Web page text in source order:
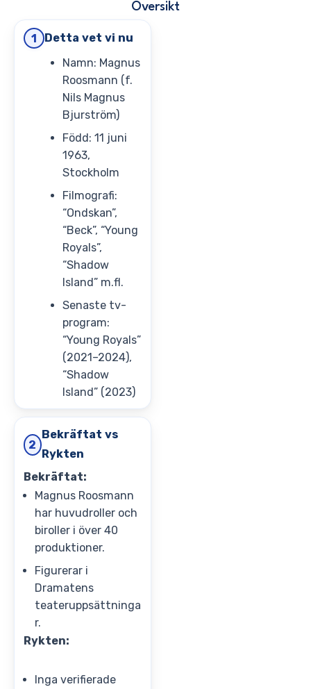
Oversikt
1
Detta vet vi nu
Namn: Magnus
Roosmann (f.
Nils Magnus
Bjurström)
Född: 11 juni
1963,
Stockholm
Filmografi:
“Ondskan”,
“Beck”, “Young
Royals”,
“Shadow
Island” m.fl.
Senaste tv-
program:
“Young Royals”
(2021–2024),
“Shadow
Island” (2023)
2
Bekräftat vs
Rykten
Bekräftat:
Magnus Roosmann
har huvudroller och
biroller i över 40
produktioner.
Figurerar i
Dramatens
teateruppsättninga
r.
Rykten:
Inga verifierade